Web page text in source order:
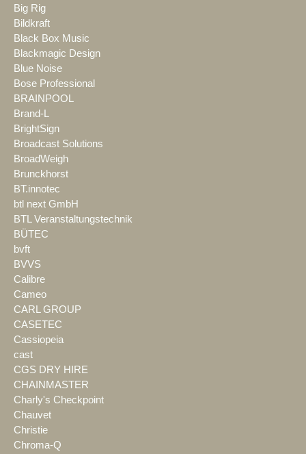
Big Rig
Bildkraft
Black Box Music
Blackmagic Design
Blue Noise
Bose Professional
BRAINPOOL
Brand-L
BrightSign
Broadcast Solutions
BroadWeigh
Brunckhorst
BT.innotec
btl next GmbH
BTL Veranstaltungstechnik
BÜTEC
bvft
BVVS
Calibre
Cameo
CARL GROUP
CASETEC
Cassiopeia
cast
CGS DRY HIRE
CHAINMASTER
Charly's Checkpoint
Chauvet
Christie
Chroma-Q